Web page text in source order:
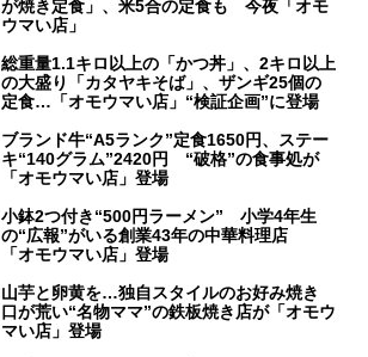
が焼き定食」、米5合の定食も 今夜「オモ
ウマい店」
総重量1.1キロ以上の「かつ丼」、2キロ以上
の大盛り「カタヤキそば」、ザンギ25個の
定食…「オモウマい店」“検証企画”に登場
ブランド牛“A5ランク”定食1650円、ステー
キ“140グラム”2420円 “破格”の食事処が
「オモウマい店」登場
小鉢2つ付き“500円ラーメン” 小学4年生
の“広報”がいる創業43年の中華料理店
「オモウマい店」登場
山芋と卵黄を…独自スタイルのお好み焼き
口が荒い“名物ママ”の鉄板焼き店が「オモウ
マい店」登場